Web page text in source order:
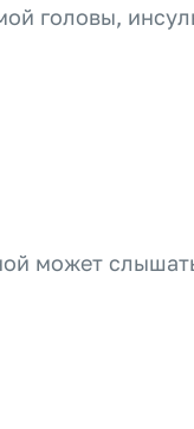
головы,
может